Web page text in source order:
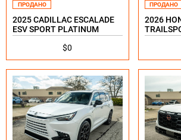
ПРОДАНО
2025 CADILLAC ESCALADE
ESV SPORT PLATINUM
$0
ПРОДАНО
2026